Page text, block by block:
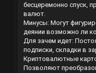
бесцеремонно спуск,
валют.
Минусы: Могут
деянии возможно ли
Для зачем идет:
подписки, складки в
Криптовалютные
Позволяют